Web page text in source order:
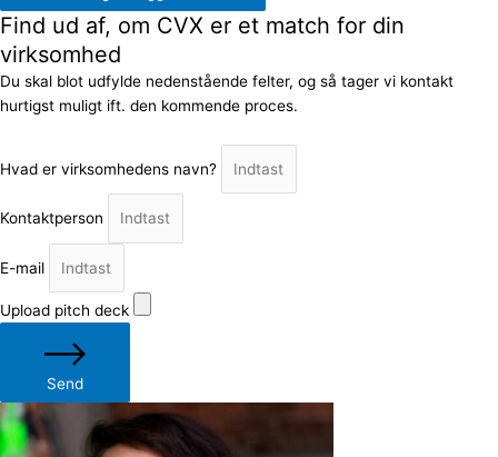
Find ud af, om CVX er et match for din
virksomhed
Du skal blot udfylde nedenstående felter, og så tager vi kontakt
hurtigst muligt ift. den kommende proces.
Hvad er virksomhedens navn?
Kontaktperson
E-mail
Upload pitch deck
Send